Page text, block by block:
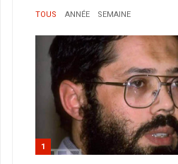
TOUS ANNÉE SEMAINE
1